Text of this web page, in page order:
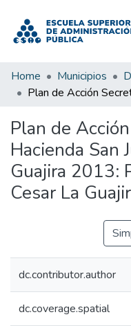
Home Municipios
Plan de
Hacienda San
Guajira 2013:
Cesar La
dc.contributor.author
dc.coverage.spatial